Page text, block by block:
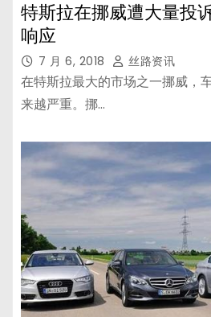
特斯拉在挪威遭大量投
响应
7 月 6, 2018 丝路资讯
在特斯拉最大的市场之一挪威，
来越严重。挪…